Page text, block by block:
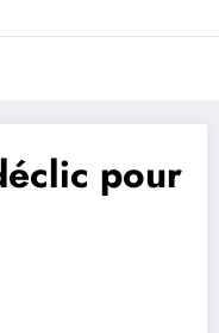
du football
pour